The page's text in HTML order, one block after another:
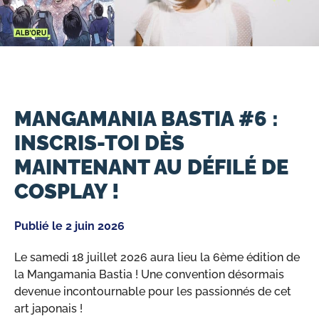
MANGAMANIA BASTIA #6 :
INSCRIS-TOI DÈS
MAINTENANT AU DÉFILÉ DE
COSPLAY !
Publié le 2 juin 2026
Le samedi 18 juillet 2026 aura lieu la 6ème édition de
la Mangamania Bastia ! Une convention désormais
devenue incontournable pour les passionnés de cet
art japonais !